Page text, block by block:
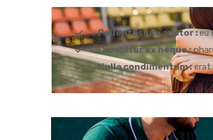
Pellentesque auctor :eu
Curabitur ex neque :
Nulla condimentum :erat